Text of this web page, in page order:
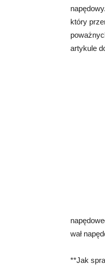
który
artykule
wał
**Jak